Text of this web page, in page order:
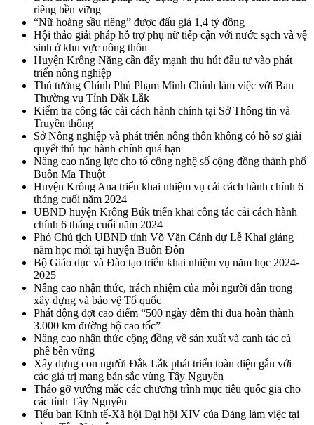
riêng bền vững
“Nữ hoàng sầu riêng” được đấu giá 1,4 tỷ đồng
Hội thảo giải pháp hỗ trợ phụ nữ tiếp cận với nước sạch và vệ
sinh ở khu vực nông thôn
Huyện Krông Năng cần đẩy mạnh thu hút đầu tư vào phát
triển nông nghiệp
Thủ tướng Chính Phủ Phạm Minh Chính làm việc với Ban
Thường vụ Tỉnh Đắk Lắk
Kiểm tra công tác cải cách hành chính tại Sở Thông tin và
Truyền thông
Sở Nông nghiệp và phát triển nông thôn không có hồ sơ giải
quyết thủ tục hành chính quá hạn
Nâng cao năng lực cho tổ công nghệ số cộng đồng thành phố
Buôn Ma Thuột
Huyện Krông Ana triển khai nhiệm vụ cải cách hành chính 6
tháng cuối năm 2024
UBND huyện Krông Búk triển khai công tác cải cách hành
chính 6 tháng cuối năm 2024
Phó Chủ tịch UBND tỉnh Võ Văn Cảnh dự Lễ Khai giảng
năm học mới tại huyện Buôn Đôn
Bộ Giáo dục và Đào tạo triển khai nhiệm vụ năm học 2024-
2025
Nâng cao nhận thức, trách nhiệm của mỗi người dân trong
xây dựng và bảo vệ Tổ quốc
Phát động đợt cao điểm “500 ngày đêm thi đua hoàn thành
3.000 km đường bộ cao tốc”
Nâng cao nhận thức cộng đồng về sản xuất và canh tác cà
phê bền vững
Xây dựng con người Đắk Lắk phát triển toàn diện gắn với
các giá trị mang bản sắc vùng Tây Nguyên
Tháo gỡ vướng mắc các chương trình mục tiêu quốc gia cho
các tỉnh Tây Nguyên
Tiểu ban Kinh tế-Xã hội Đại hội XIV của Đảng làm việc tại